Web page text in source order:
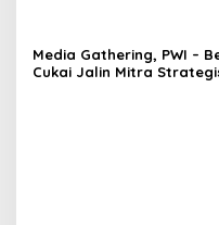
Media Gathering, PWI –
Cukai Jalin Mitra